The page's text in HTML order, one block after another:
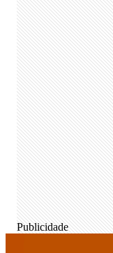
Publicidade